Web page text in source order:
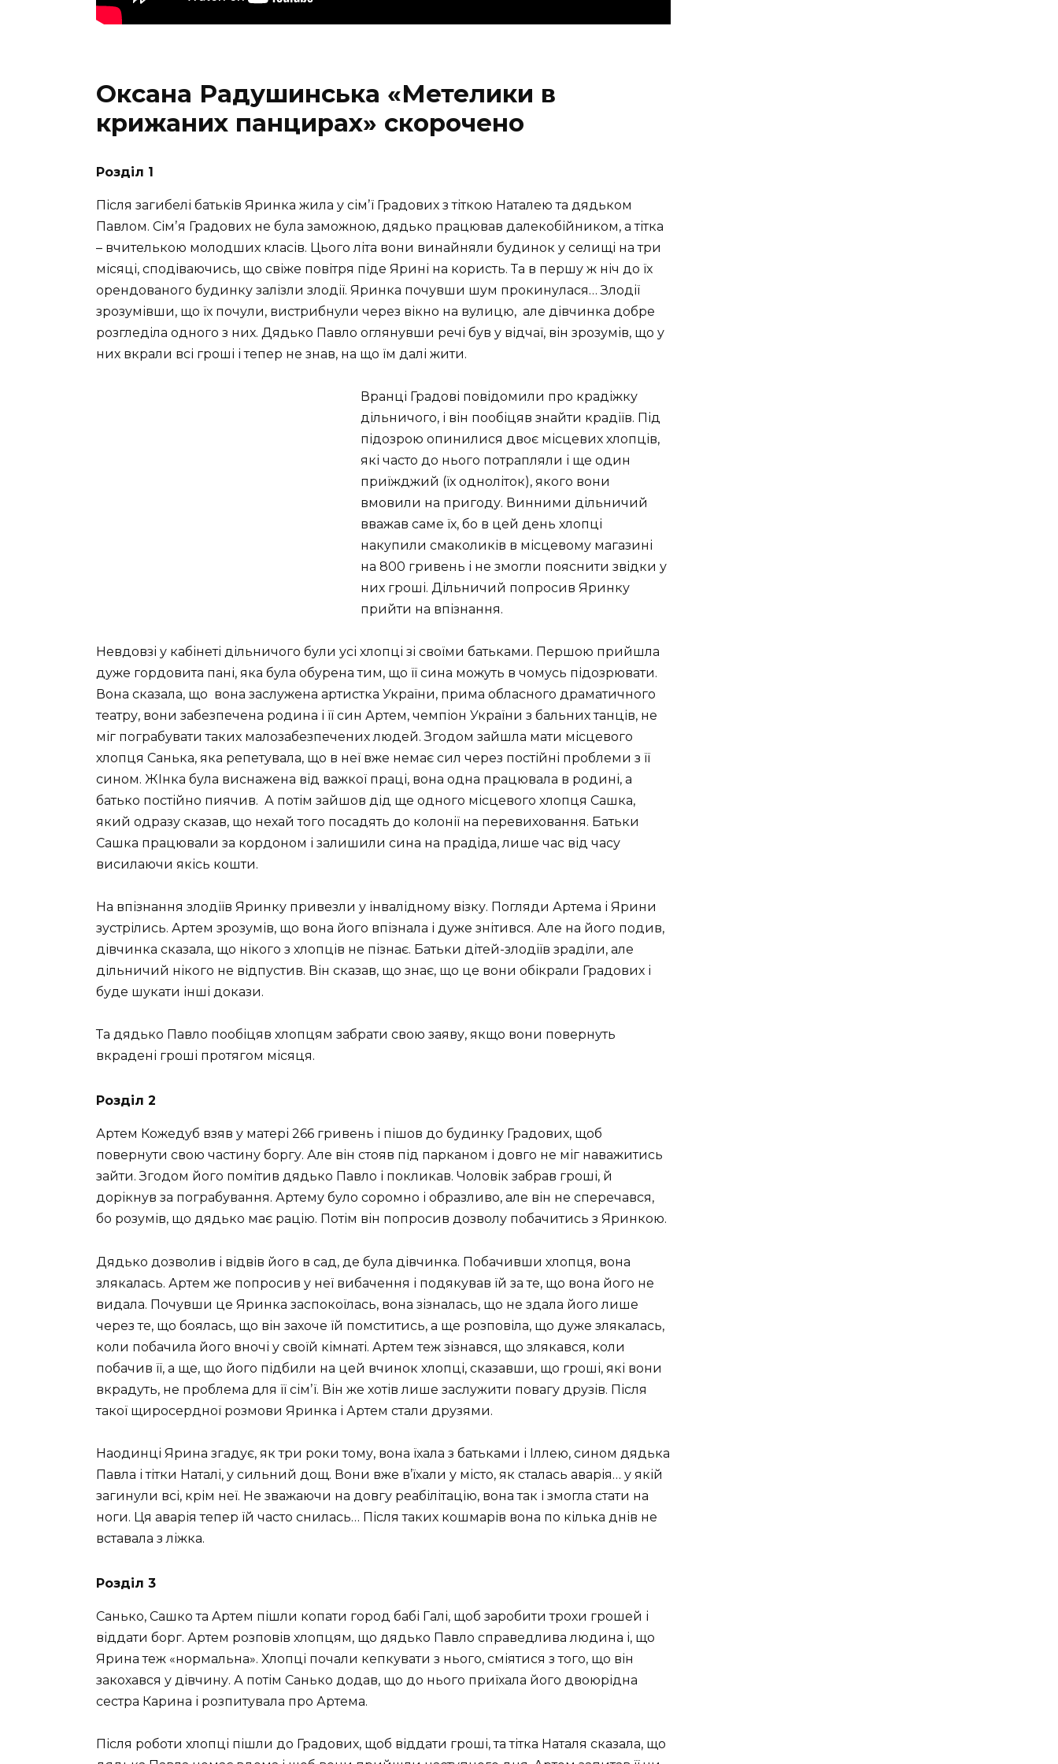
Оксана Радушинська «Метелики в
крижаних панцирах» скорочено
Розділ 1
Після загибелі батьків Яринка жила у сімʼї Градових з тіткою Наталею та дядьком
Павлом. Сімʼя Градових не була заможною, дядько працював далекобійником, а тітка
– вчителькою молодших класів. Цього літа вони винайняли будинок у селищі на три
місяці, сподіваючись, що свіже повітря піде Ярині на користь. Та в першу ж ніч до їх
орендованого будинку залізли злодії. Яринка почувши шум прокинулася… Злодії
зрозумівши, що їх почули, вистрибнули через вікно на вулицю, але дівчинка добре
розгледіла одного з них. Дядько Павло оглянувши речі був у відчаї, він зрозумів, що у
них вкрали всі гроші і тепер не знав, на що їм далі жити.
Вранці Градові повідомили про крадіжку
дільничого, і він пообіцяв знайти крадіїв. Під
підозрою опинилися двоє місцевих хлопців,
які часто до нього потрапляли і ще один
приїжджий (їх одноліток), якого вони
вмовили на пригоду. Винними дільничий
вважав саме їх, бо в цей день хлопці
накупили смаколиків в місцевому магазині
на 800 гривень і не змогли пояснити звідки у
них гроші. Дільничий попросив Яринку
прийти на впізнання.
Невдовзі у кабінеті дільничого були усі хлопці зі своїми батьками. Першою прийшла
дуже гордовита пані, яка була обурена тим, що її сина можуть в чомусь підозрювати.
Вона сказала, що вона заслужена артистка України, прима обласного драматичного
театру, вони забезпечена родина і її син Артем, чемпіон України з бальних танців, не
міг пограбувати таких малозабезпечених людей. Згодом зайшла мати місцевого
хлопця Санька, яка репетувала, що в неї вже немає сил через постійні проблеми з її
сином. ЖІнка була виснажена від важкої праці, вона одна працювала в родині, а
батько постійно пиячив. А потім зайшов дід ще одного місцевого хлопця Сашка,
який одразу сказав, що нехай того посадять до колонії на перевиховання. Батьки
Сашка працювали за кордоном і залишили сина на прадіда, лише час від часу
висилаючи якісь кошти.
На впізнання злодіїв Яринку привезли у інвалідному візку. Погляди Артема і Ярини
зустрілись. Артем зрозумів, що вона його впізнала і дуже знітився. Але на його подив,
дівчинка сказала, що нікого з хлопців не пізнає. Батьки дітей-злодіїв зраділи, але
дільничий нікого не відпустив. Він сказав, що знає, що це вони обікрали Градових і
буде шукати інші докази.
Та дядько Павло пообіцяв хлопцям забрати свою заяву, якщо вони повернуть
вкрадені гроші протягом місяця.
Розділ 2
Артем Кожедуб взяв у матері 266 гривень і пішов до будинку Градових, щоб
повернути свою частину боргу. Але він стояв під парканом і довго не міг наважитись
зайти. Згодом його помітив дядько Павло і покликав. Чоловік забрав гроші, й
дорікнув за пограбування. Артему було соромно і образливо, але він не сперечався,
бо розумів, що дядько має рацію. Потім він попросив дозволу побачитись з Яринкою.
Дядько дозволив і відвів його в сад, де була дівчинка. Побачивши хлопця, вона
злякалась. Артем же попросив у неї вибачення і подякував їй за те, що вона його не
видала. Почувши це Яринка заспокоїлась, вона зізналась, що не здала його лише
через те, що боялась, що він захоче їй помститись, а ще розповіла, що дуже злякалась,
коли побачила його вночі у своїй кімнаті. Артем теж зізнався, що злякався, коли
побачив її, а ще, що його підбили на цей вчинок хлопці, сказавши, що гроші, які вони
вкрадуть, не проблема для її сімʼї. Він же хотів лише заслужити повагу друзів. Після
такої щиросердної розмови Яринка і Артем стали друзями.
Наодинці Ярина згадує, як три роки тому, вона їхала з батьками і Іллею, сином дядька
Павла і тітки Наталі, у сильний дощ. Вони вже в’їхали у місто, як сталась аварія… у якій
загинули всі, крім неї. Не зважаючи на довгу реабілітацію, вона так і змогла стати на
ноги. Ця аварія тепер їй часто снилась… Після таких кошмарів вона по кілька днів не
вставала з ліжка.
Розділ 3
Санько, Сашко та Артем пішли копати город бабі Галі, щоб заробити трохи грошей і
віддати борг. Артем розповів хлопцям, що дядько Павло справедлива людина і, що
Ярина теж «нормальна». Хлопці почали кепкувати з нього, сміятися з того, що він
закохався у дівчину. А потім Санько додав, що до нього приїхала його двоюрідна
сестра Карина і розпитувала про Артема.
Після роботи хлопці пішли до Градових, щоб віддати гроші, та тітка Наталя сказала, що